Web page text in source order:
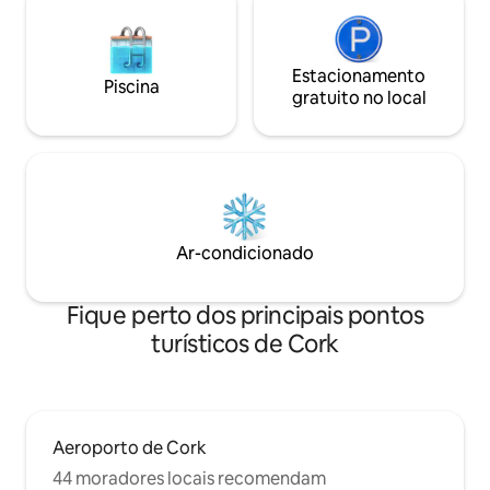
Piscina
Estacionamento
gratuito no local
Ar-condicionado
Fique perto dos principais pontos
turísticos de Cork
Aeroporto de Cork
44 moradores locais recomendam